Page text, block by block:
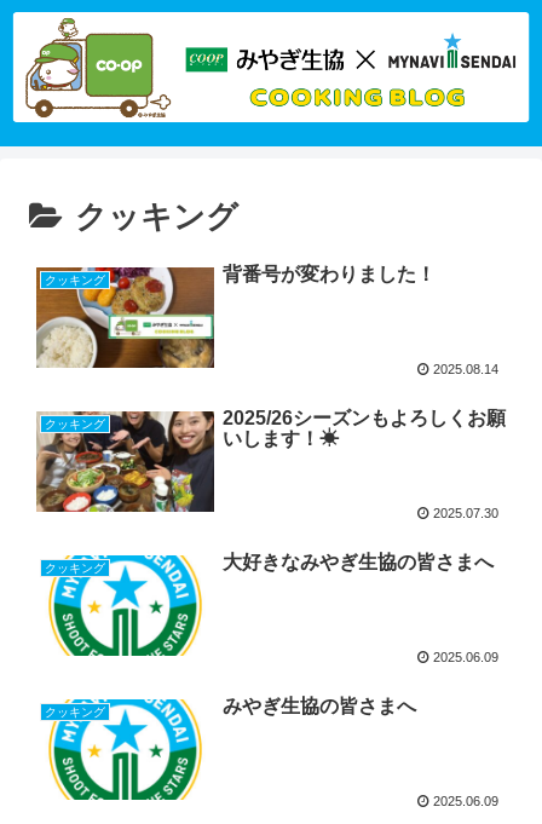
クッキング
クッキング 背番号が変わりました！
2025.08.14
クッキング
2025/26シーズンもよろしくお願
いします！☀
2025.07.30
クッキング 大好きなみやぎ生協の皆さまへ
2025.06.09
クッキング みやぎ生協の皆さまへ
2025.06.09